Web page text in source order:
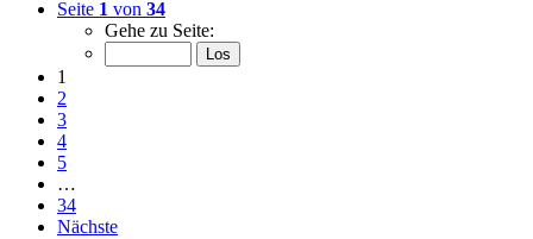
Seite 1 von 34
Gehe zu Seite:
1
2
3
4
5
…
34
Nächste